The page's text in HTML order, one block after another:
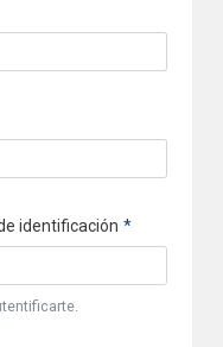
identificación